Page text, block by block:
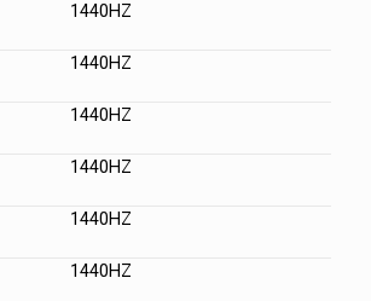
1440HZ
1440HZ
1440HZ
1440HZ
1440HZ
1440HZ